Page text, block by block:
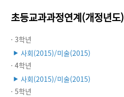
초등교과과정연계(개정년도)
· 3학년
▶ 사회(2015)/미술(2015)
· 4학년
▶ 사회(2015)/미술(2015)
· 5학년